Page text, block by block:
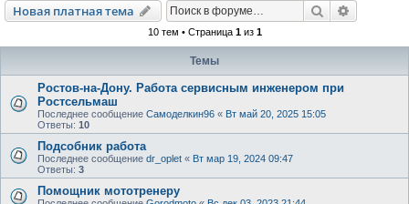
Новая платная тема Поиск
10 тем • Страница 1из 1
Темы
Ростов-на-Дону. Работа сервисным инженером при
Ростсельмаш
Последнее сообщение Самоделкин96 « Вт май 20, 2025 15:05
Ответы: 10
Подсобник работа
Последнее сообщение dr_oplet « Вт мар 19, 2024 09:47
Ответы: 3
Помощник мототренеру